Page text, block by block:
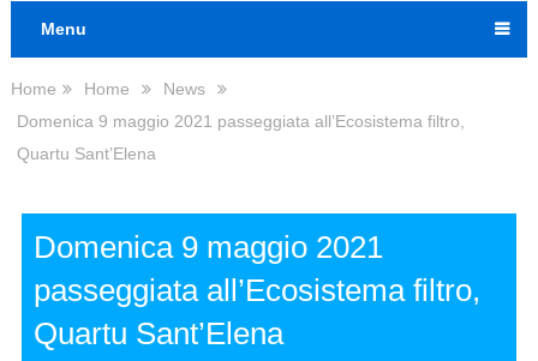
Menu
Home Home
News
Domenica 9 maggio 2021 passeggiata all’Ecosistema filtro,
Quartu Sant’Elena
Domenica 9 maggio 2021
passeggiata all’Ecosistema filtro,
Quartu Sant’Elena